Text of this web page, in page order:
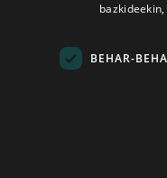
BEHAR-